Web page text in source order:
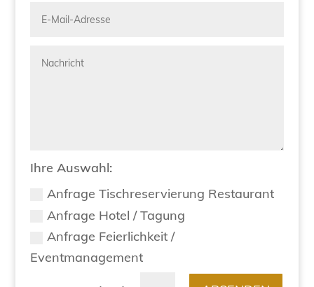
Ihre Auswahl:
Anfrage Tischreservierung Restaurant
Anfrage Hotel / Tagung
Anfrage Feierlichkeit /
Eventmanagement